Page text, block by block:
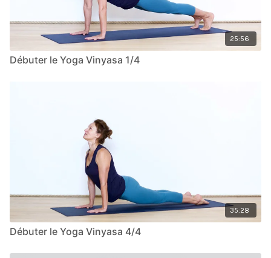
25:56
Débuter le Yoga Vinyasa 1/4
35:28
Débuter le Yoga Vinyasa 4/4